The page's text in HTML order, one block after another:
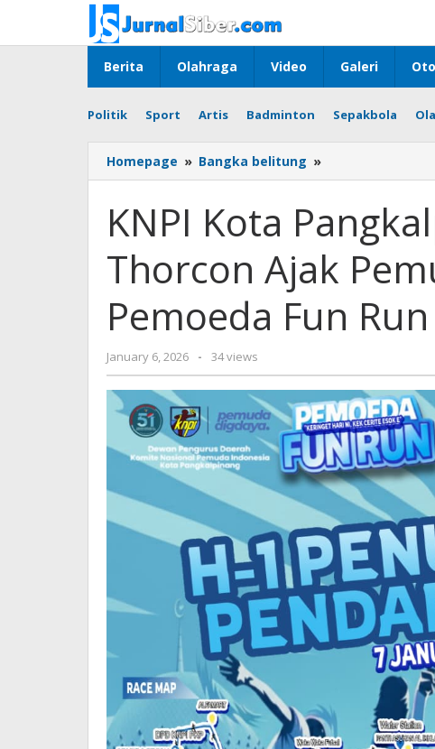
content
Berita Olahraga Video Galeri
Politik Sport Artis Badminton Sepakbola
Homepage » Bangka belitung »
Kota
Bersama
Thorcon
Ajak
Pemuda
Lewat
Pemoeda
KNPI Kota
Thorcon Ajak
Pemoeda Fun Run
January 6, 2026
by
faras
prakasa
- 34 views